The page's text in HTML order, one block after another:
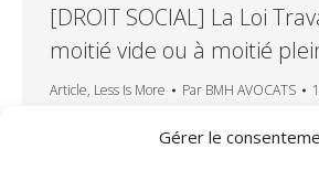
Gérer le
[DROIT SOCIAL] La Loi
moitié vide ou à moitié
Article, Less Is More Par BMH AVOCATS
Après six mois d’opposition